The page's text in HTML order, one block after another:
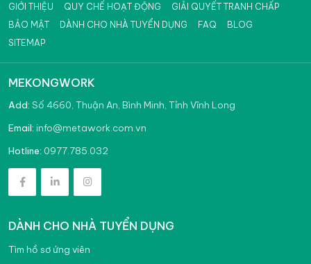
GIỚI THIỆU QUY CHẾ HOẠT ĐỘNG
GIẢI QUYẾT TRANH CHẤP
BẢO MẬT
DÀNH CHO NHÀ TUYỂN DỤNG FAQ
BLOG
SITEMAP
MEKONGWORK
Add: Số 4660, Thuận An, Bình Minh, Tỉnh Vĩnh Long
Email: info@metawork.com.vn
Hotline: 0977.785.032
DÀNH CHO NHÀ TUYỂN DỤNG
Tìm hồ sơ ứng viên